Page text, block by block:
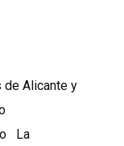
Alicante y
La